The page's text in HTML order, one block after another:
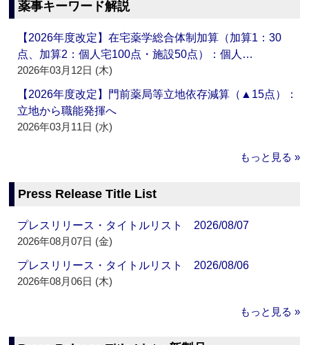
薬事キーワード解説
【2026年度改定】在宅薬学総合体制加算（加算1：30
点、加算2：個人宅100点・施設50点）：個人…
2026年03月12日 (木)
【2026年度改定】門前薬局等立地依存減算（▲15点）：
立地から職能発揮へ
2026年03月11日 (水)
もっと見る »
Press Release Title List
プレスリリース・タイトルリスト 2026/08/07
2026年08月07日 (金)
プレスリリース・タイトルリスト 2026/08/06
2026年08月06日 (木)
もっと見る »